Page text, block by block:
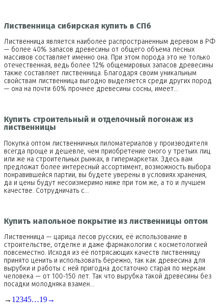
Лиственница сибирская купить в СПб
Лиственница является наиболее распространенным деревом в РФ
— более 40% запасов древесины от общего объема лесных
массивов составляет именно она. При этом порода это не только
отечественная, ведь более 12% общемировых запасов древесины
также составляет лиственница. Благодаря своим уникальным
свойствам лиственница выгодно выделяется среди других пород
— она на почти 60% прочнее древесины сосны, имеет…
Купить строительный и отделочный погонаж из
лиственницы
Покупка оптом лиственничных пиломатериалов у производителя
всегда проще и дешевле, чем приобретение оного у третьих лиц
или же на строительных рынках, в гипермаркетах. Здесь вам
предложат более интересный ассортимент, возможность выбора
понравившейся партии, вы будете уверены в условиях хранения,
да и цены будут несоизмеримо ниже при том же, а то и лучшем
качестве. Сотрудничать с…
Купить напольное покрытие из лиственницы оптом
Лиственница — царица лесов русских, её использование в
строительстве, отделке и даже фармакологии с косметологией
повсеместно. Исходя из её потрясающих качеств лиственницу
принято ценить и использовать бережно, так как древесина для
вырубки и работы с ней пригодна достаточно старая по меркам
человека — от 100-150 лет. Так что вырубка такой древесины без
посадки молодняка взамен…
→ 1 2345…19→